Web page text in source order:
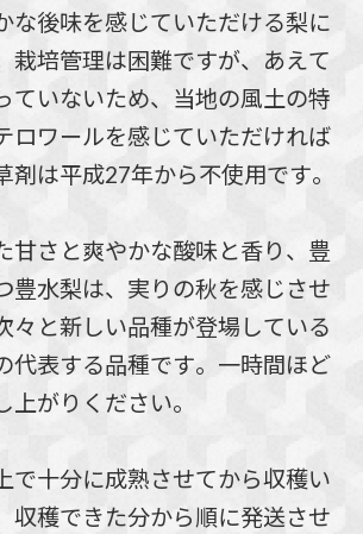
な後味を感じていただける梨に
栽培管理は困難ですが、あえて
ていないため、当地の風土の特
ロワールを感じていただければ
剤は平成27年から不使用です。
甘さと爽やかな酸味と香り、豊
豊水梨は、実りの秋を感じさせ
々と新しい品種が登場している
代表する品種です。一時間ほど
上がりください。
で十分に成熟させてから収穫い
収穫できた分から順に発送させ